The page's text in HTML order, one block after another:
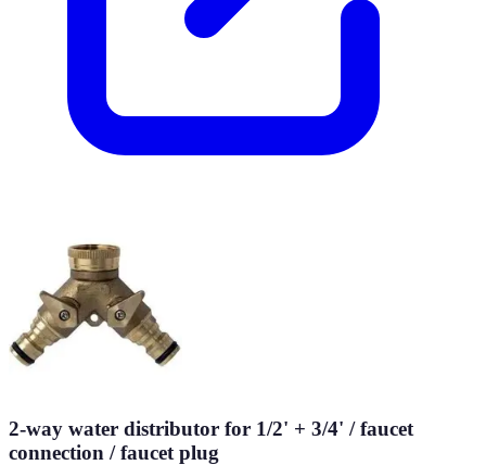
2-way water distributor for 1/2' + 3/4' / faucet
connection / faucet plug